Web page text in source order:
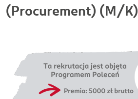
(Procurement) (M/K)